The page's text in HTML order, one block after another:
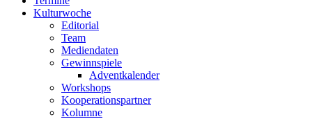
Kulturwoche
Editorial
Team
Mediendaten
Gewinnspiele
Adventkalender
Workshops
Kooperationspartner
Kolumne